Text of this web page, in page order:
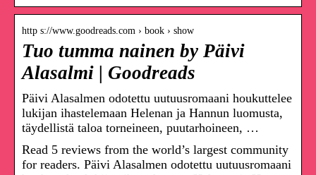
http s://www.goodreads.com › book › show
Tuo tumma nainen by Päivi
Alasalmi | Goodreads
Päivi Alasalmen odotettu uutuusromaani houkuttelee
lukijan ihastelemaan Helenan ja Hannun luomusta,
täydellistä taloa torneineen, puutarhoineen, …
Read 5 reviews from the world’s largest community
for readers. Päivi Alasalmen odotettu uutuusromaani